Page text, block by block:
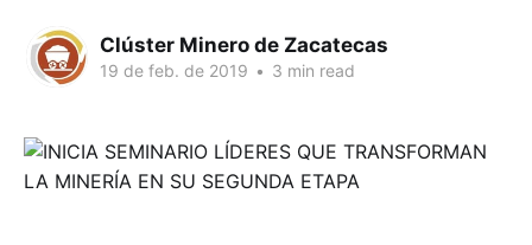
Clúster Minero de Zacatecas
19 de feb. de 2019 • 3 min read